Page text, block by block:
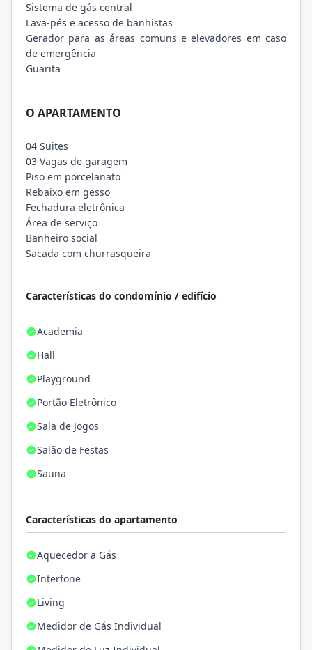
Características do condomínio / edifício
Academia
Hall
Playground
Portão Eletrônico
Sala de Jogos
Salão de Festas
Sauna
Características do apartamento
Aquecedor a Gás
Interfone
Living
Medidor de Gás Individual
Sistema de gás central
Lava-pés e acesso de banhistas
Gerador para as áreas comuns e elevadores em caso
de emergência
Guarita
O APARTAMENTO
04 Suites
03 Vagas de garagem
Piso em porcelanato
Rebaixo em gesso
Fechadura eletrônica
Área de serviço
Banheiro social
Sacada com churrasqueira